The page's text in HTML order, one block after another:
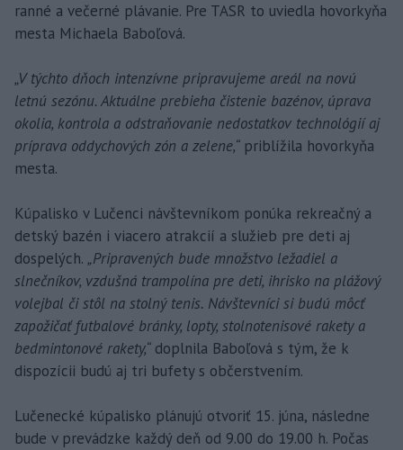
ranné a večerné plávanie. Pre TASR to uviedla hovorkyňa
mesta Michaela Baboľová.
„V týchto dňoch intenzívne pripravujeme areál na novú
letnú sezónu. Aktuálne prebieha čistenie bazénov, úprava
okolia, kontrola a odstraňovanie nedostatkov technológií aj
príprava oddychových zón a zelene,“ priblížila hovorkyňa
mesta.
Kúpalisko v Lučenci návštevníkom ponúka rekreačný a
detský bazén i viacero atrakcií a služieb pre deti aj
dospelých. „Pripravených bude množstvo ležadiel a
slnečníkov, vzdušná trampolína pre deti, ihrisko na plážový
volejbal či stôl na stolný tenis. Návštevníci si budú môcť
zapožičať futbalové bránky, lopty, stolnotenisové rakety a
bedmintonové rakety,“ doplnila Baboľová s tým, že k
dispozícii budú aj tri bufety s občerstvením.
Lučenecké kúpalisko plánujú otvoriť 15. júna, následne
bude v prevádzke každý deň od 9.00 do 19.00 h. Počas